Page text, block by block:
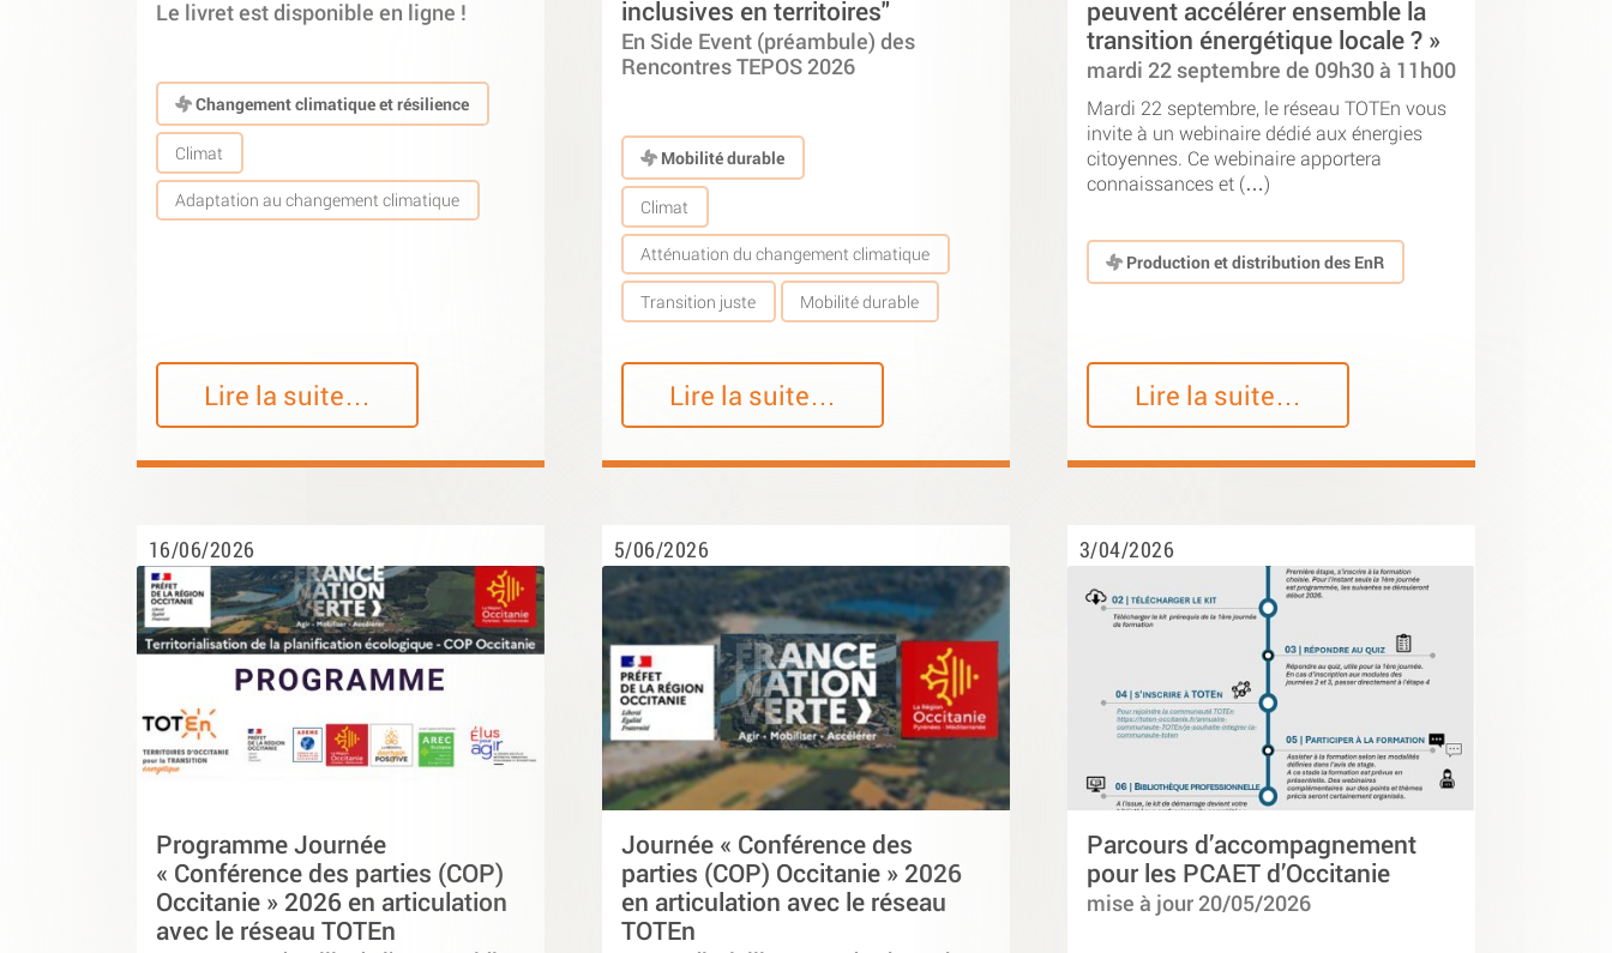
Le livret est disponible en ligne !
Changement climatique et résilience
Climat
Adaptation au changement climatique
Lire la suite…
inclusives en territoires"
En Side Event (préambule) des
Rencontres TEPOS 2026
Mobilité durable
Climat
Atténuation du changement climatique
Transition juste Mobilité durable
Lire la suite…
peuvent accélérer ensemble la
transition énergétique locale ? »
mardi 22 septembre de 09h30 à 11h00
Mardi 22 septembre, le réseau TOTEn vous
invite à un webinaire dédié aux énergies
citoyennes. Ce webinaire apportera
connaissances et (…)
Production et distribution des EnR
Lire la suite…
16/06/2026
Programme Journée
« Conférence des parties (COP)
Occitanie » 2026 en articulation
avec le réseau TOTEn
5/06/2026
Journée « Conférence des
parties (COP) Occitanie » 2026
en articulation avec le réseau
TOTEn
3/04/2026
Parcours d’accompagnement
pour les PCAET d’Occitanie
mise à jour 20/05/2026